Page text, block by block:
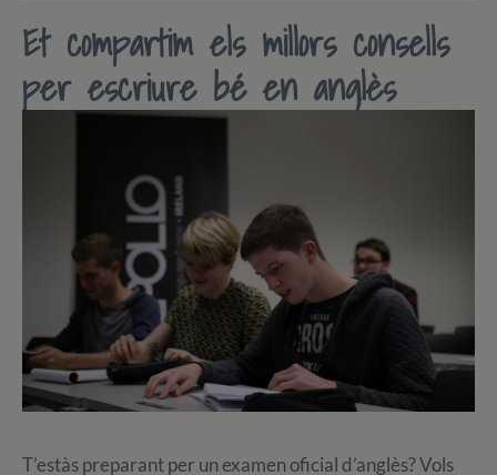
Et compartim els millors consells
per escriure bé en anglès
T’estàs preparant per un examen oficial d’anglès? Vols